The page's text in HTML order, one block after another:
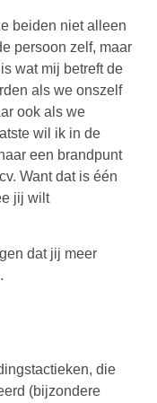
beiden niet alleen
persoon zelf, maar
wat mij betreft de
als we onszelf
ook als we
wil ik in de
een brandpunt
Want dat is één
jij wilt
dat jij meer
die
(bijzondere